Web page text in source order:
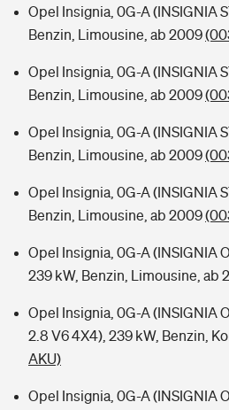
Opel Insignia, 0G-A (INSIGNIA
Benzin, Limousine, ab 2009
Opel Insignia, 0G-A (INSIGNIA
Benzin, Limousine, ab 2009
Opel Insignia, 0G-A (INSIGNIA
Benzin, Limousine, ab 2009
Opel Insignia, 0G-A (INSIGNIA
Benzin, Limousine, ab 2009
Opel Insignia, 0G-A (INSIGNIA
239 kW, Benzin, Limousine, ab
Opel Insignia, 0G-A (INSIGNIA
2.8 V6 4X4), 239 kW, Benzin,
AKU)
Opel Insignia, 0G-A (INSIGNIA